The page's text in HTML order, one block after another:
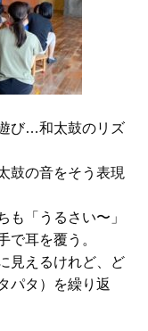
び…和太鼓のリズ
鼓の音をそう表現
も「うるさい〜」
で耳を覆う。
見えるけれど、ど
パタ）を繰り返